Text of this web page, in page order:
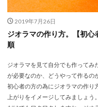
2019年7月26日
ジオラマの作り方。【初
順
ジオラマを見て自分でも作って
が必要なのか、どうやって作るの
初心者の方の為にジオラマの作り
上がりをイメージしてみましょう